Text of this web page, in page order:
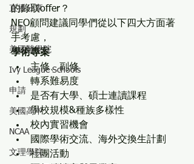
直播分享
規劃
美國醫學院
Ivy League Schools
申請
美國高中
NCAA
文理學院
的錄取offer？
NEO顧問建議同學們從以下四大方面著
手考慮，
學術專案
主修、副修
轉系難易度
是否有大學、碩士連讀課程
學校規模&種族多樣性
校內實習機會
國際學術交流、海外交換生計劃
社團活動